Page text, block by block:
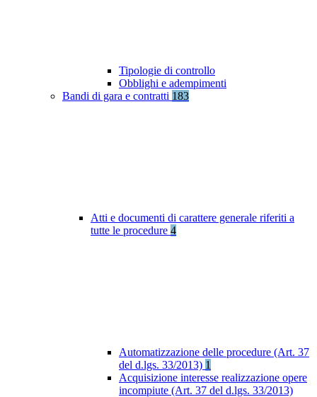
Tipologie di controllo
Obblighi e adempimenti
Bandi di gara e contratti 183
Atti e documenti di carattere generale riferiti a
tutte le procedure 4
Automatizzazione delle procedure (Art. 37
del d.lgs. 33/2013) 1
Acquisizione interesse realizzazione opere
incompiute (Art. 37 del d.lgs. 33/2013)